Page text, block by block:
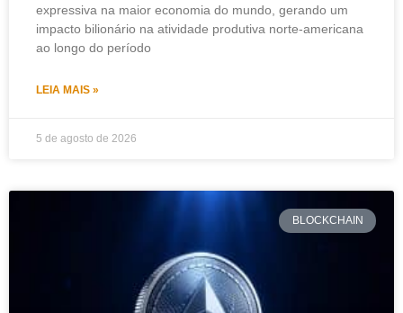
expressiva na maior economia do mundo, gerando um
impacto bilionário na atividade produtiva norte-americana
ao longo do período
LEIA MAIS »
5 de agosto de 2026
BLOCKCHAIN